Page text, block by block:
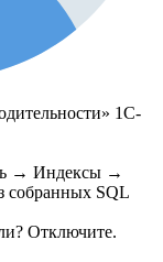
1С-
→ Индексы →
собранных SQL
Отключите.